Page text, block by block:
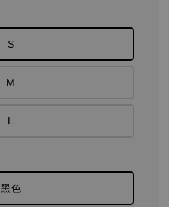
S
M
L
黑色